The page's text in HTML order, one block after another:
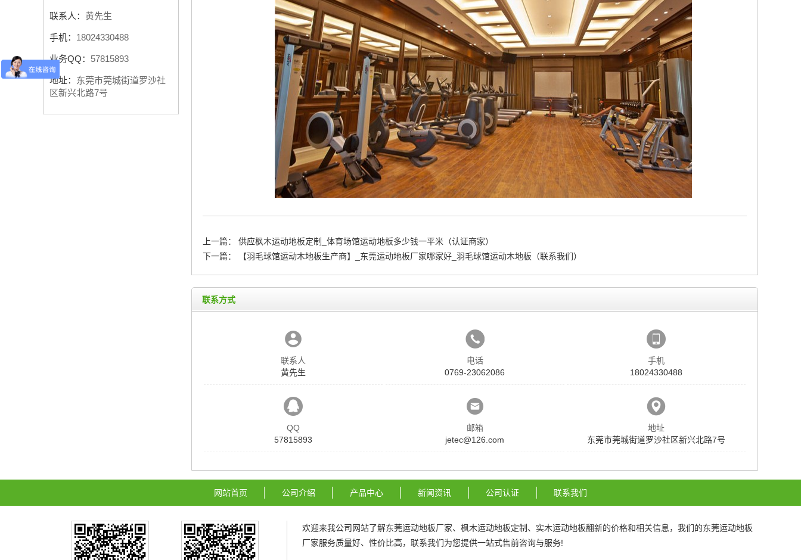
联系人： 黄先生
手机： 18024330488
业务QQ： 57815893
地址： 东莞市莞城街道罗沙社
区新兴北路7号
上一篇：
供应枫木运动地板定制_体育场馆运动地板多少钱一平米（认证商家）
下一篇：
【羽毛球馆运动木地板生产商】_东莞运动地板厂家哪家好_羽毛球馆运动木地板（联系我们）
联系方式
联系人
黄先生
电话
0769-23062086
手机
18024330488
QQ
57815893
邮箱
jetec@126.com
地址
东莞市莞城街道罗沙社区新兴北路7号
网站首页 公司介绍 产品中心 新闻资讯 公司认证 联系我们
欢迎来我公司网站了解东莞运动地板厂家、 枫木运动地板定制 、 实木运动地板翻新的价格和相关信息，我们的东莞运动地板
厂家服务质量好、性价比高，联系我们为您提供一站式售前咨询与服务!